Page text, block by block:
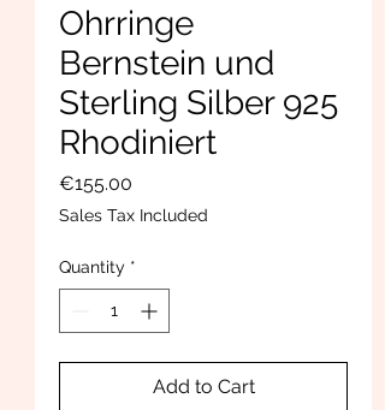
Ohrringe
Bernstein und
Sterling Silber 925
Rhodiniert
€155.00
Sales Tax Included
Quantity *
Add to Cart